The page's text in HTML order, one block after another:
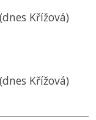
Křížová)
Křížová)